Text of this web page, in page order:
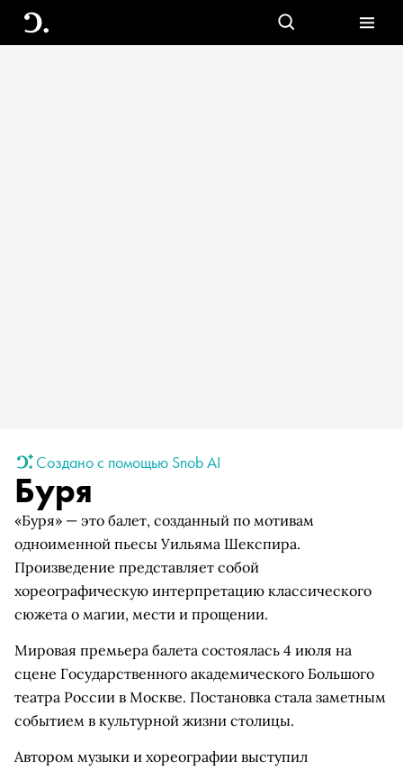
Создано с помощью Snob AI
Буря
«Буря» — это балет, созданный по мотивам
одноименной пьесы Уильяма Шекспира.
Произведение представляет собой
хореографическую интерпретацию классического
сюжета о магии, мести и прощении.
Мировая премьера балета состоялась 4 июля на
сцене Государственного академического Большого
театра России в Москве. Постановка стала заметным
событием в культурной жизни столицы.
Автором музыки и хореографии выступил